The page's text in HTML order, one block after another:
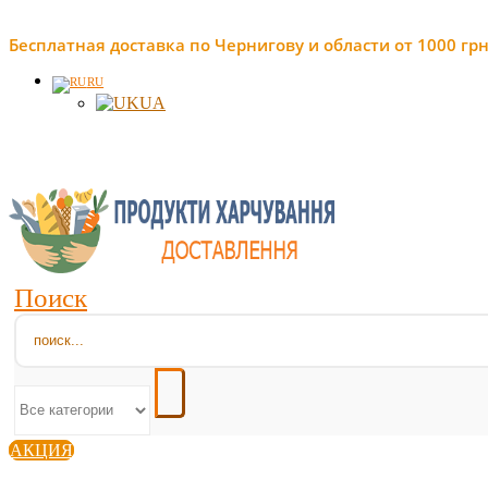
Бесплатная доставка по Чернигову и области от 1000
RU
UA
Поиск
АКЦИЯ